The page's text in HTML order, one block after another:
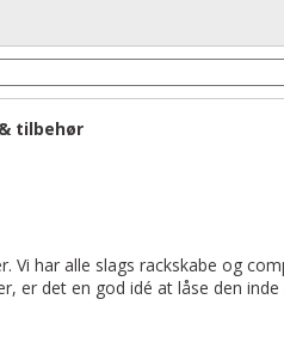
tilbehør
har alle slags rackskabe og
er det en god idé at låse den